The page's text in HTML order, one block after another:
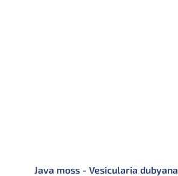
Java moss - Vesicularia dubyana